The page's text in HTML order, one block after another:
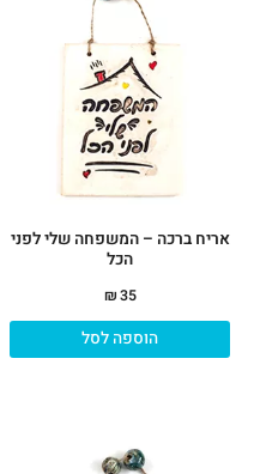
אריח ברכה – המשפחה שלי לפני
הכל
₪35
הוספה לסל